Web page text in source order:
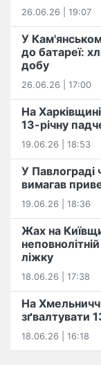
26.06.26 | 19:07
У
до батареї:
добу
26.06.26 | 17:00
На
13-річну
19.06.26 | 18:53
У Павлограді
вимагав
19.06.26 | 18:36
Жах на
ліжку
18.06.26 | 17:38
На
зґвалтувати
18.06.26 | 16:18